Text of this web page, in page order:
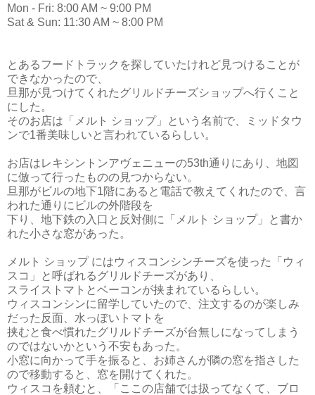
Mon - Fri: 8:00 AM ~ 9:00 PM
Sat & Sun: 11:30 AM ~ 8:00 PM
とあるフードトラックを探していたけれど見つけることが
できなかったので、
旦那が見つけてくれたグリルドチーズショップへ行くこと
にした。
そのお店は「メルト ショップ」という名前で、ミッドタウ
ンで1番美味しいと言われているらしい。
お店はレキシントンアヴェニューの53th通りにあり、地図
に倣って行ったものの見つからない。
旦那がビルの地下1階にあると電話で教えてくれたので、言
われた通りにビルの外階段を
下り、地下鉄の入口と反対側に「メルト ショップ」と書か
れた小さな窓があった。
メルト ショップ にはウィスコンシンチーズを使った「ウィ
スコ」と呼ばれるグリルドチーズがあり、
スライストマトとベーコンが挟まれているらしい。
ウィスコンシンに留学していたので、注文するのが楽しみ
だった反面、水っぽいトマトを
挟むと食べ慣れたグリルドチーズが台無しになってしまう
のではないかという不安もあった。
小窓に向かって手を振ると、お姉さんが隣の窓を指さした
ので移動すると、窓を開けてくれた。
ウィスコを頼むと、「ここの店舗では扱ってなくて、ブロ